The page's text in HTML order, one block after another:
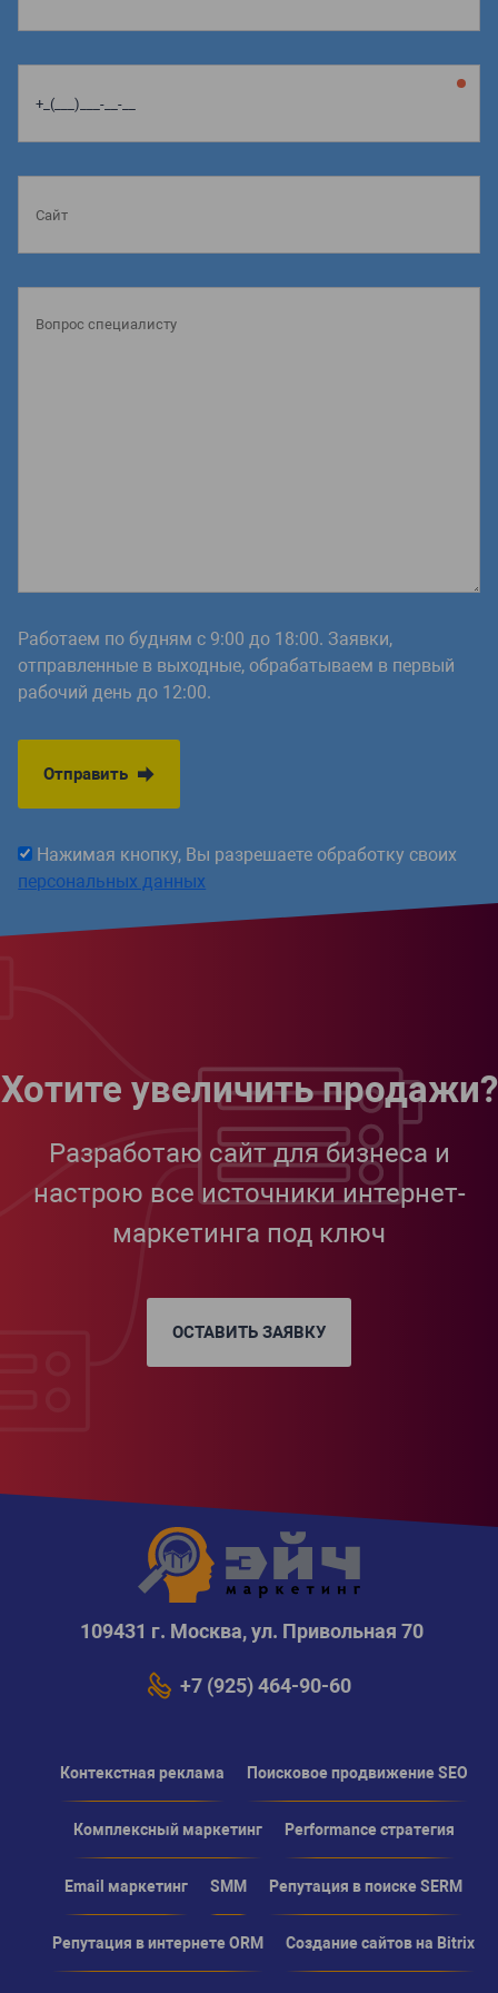
Работаем по будням с 9:00 до 18:00. Заявки,
отправленные в выходные, обрабатываем в первый
рабочий день до 12:00.
Отправить
Нажимая кнопку, Вы разрешаете обработку своих
персональных данных
Хотите увеличить продажи?
Разработаю сайт для бизнеса и
настрою все источники интернет-
маркетинга под ключ
ОСТАВИТЬ ЗАЯВКУ
109431 г. Москва, ул. Привольная 70
+7 (925) 464-90-60
Контекстная реклама Поисковое продвижение SEO
Комплексный маркетинг Performance стратегия
Email маркетинг SMM Репутация в поиске SERM
Репутация в интернете ORM Создание сайтов на Bitrix